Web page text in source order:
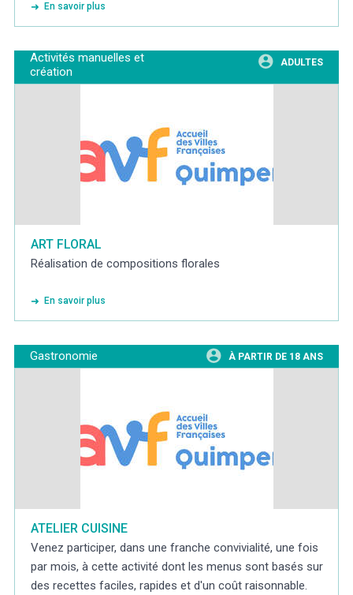
En savoir plus
Activités manuelles et
création
ADULTES
ART FLORAL
Réalisation de compositions florales
En savoir plus
Gastronomie À PARTIR DE 18 ANS
ATELIER CUISINE
Venez participer, dans une franche convivialité, une fois
par mois, à cette activité dont les menus sont basés sur
des recettes faciles, rapides et d'un coût raisonnable.